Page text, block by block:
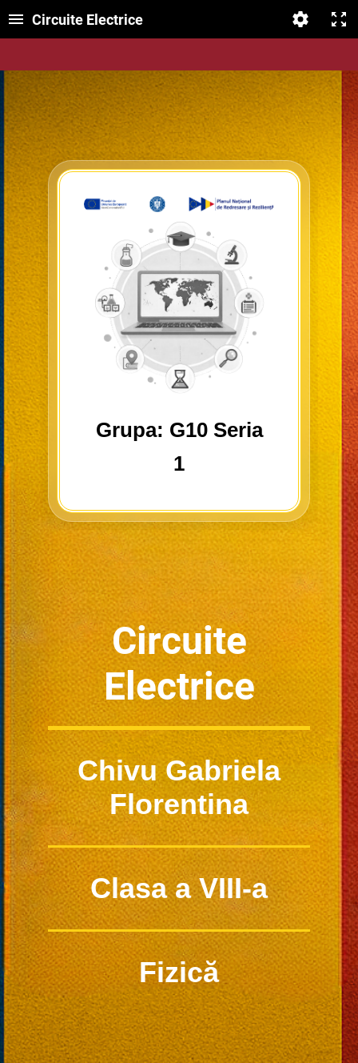
Circuite Electrice
Grupa: G10 Seria
1
Circuite
Electrice
Chivu Gabriela
Florentina
Clasa a VIII-a
Fizică